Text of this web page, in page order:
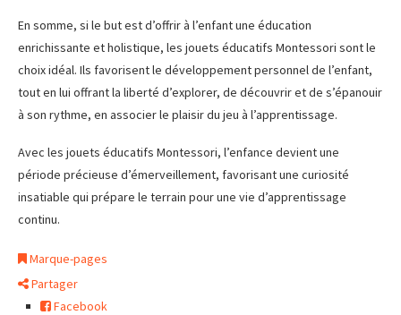
En somme, si le but est d’offrir à l’enfant une éducation
enrichissante et holistique, les jouets éducatifs Montessori sont le
choix idéal. Ils favorisent le développement personnel de l’enfant,
tout en lui offrant la liberté d’explorer, de découvrir et de s’épanouir
à son rythme, en associer le plaisir du jeu à l’apprentissage.
Avec les jouets éducatifs Montessori, l’enfance devient une
période précieuse d’émerveillement, favorisant une curiosité
insatiable qui prépare le terrain pour une vie d’apprentissage
continu.
Marque-pages
Partager
Facebook